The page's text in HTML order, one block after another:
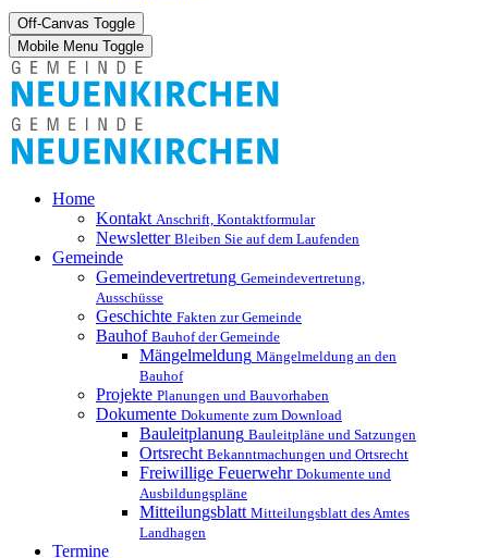
Off-Canvas Toggle
Mobile Menu Toggle
Home
Kontakt Anschrift, Kontaktformular
Newsletter Bleiben Sie auf dem Laufenden
Gemeinde
Gemeindevertretung Gemeindevertretung,
Ausschüsse
Geschichte Fakten zur Gemeinde
Bauhof Bauhof der Gemeinde
Mängelmeldung Mängelmeldung an den
Bauhof
Projekte Planungen und Bauvorhaben
Dokumente Dokumente zum Download
Bauleitplanung Bauleitpläne und Satzungen
Ortsrecht Bekanntmachungen und Ortsrecht
Freiwillige Feuerwehr Dokumente und
Ausbildungspläne
Mitteilungsblatt Mitteilungsblatt des Amtes
Landhagen
Termine